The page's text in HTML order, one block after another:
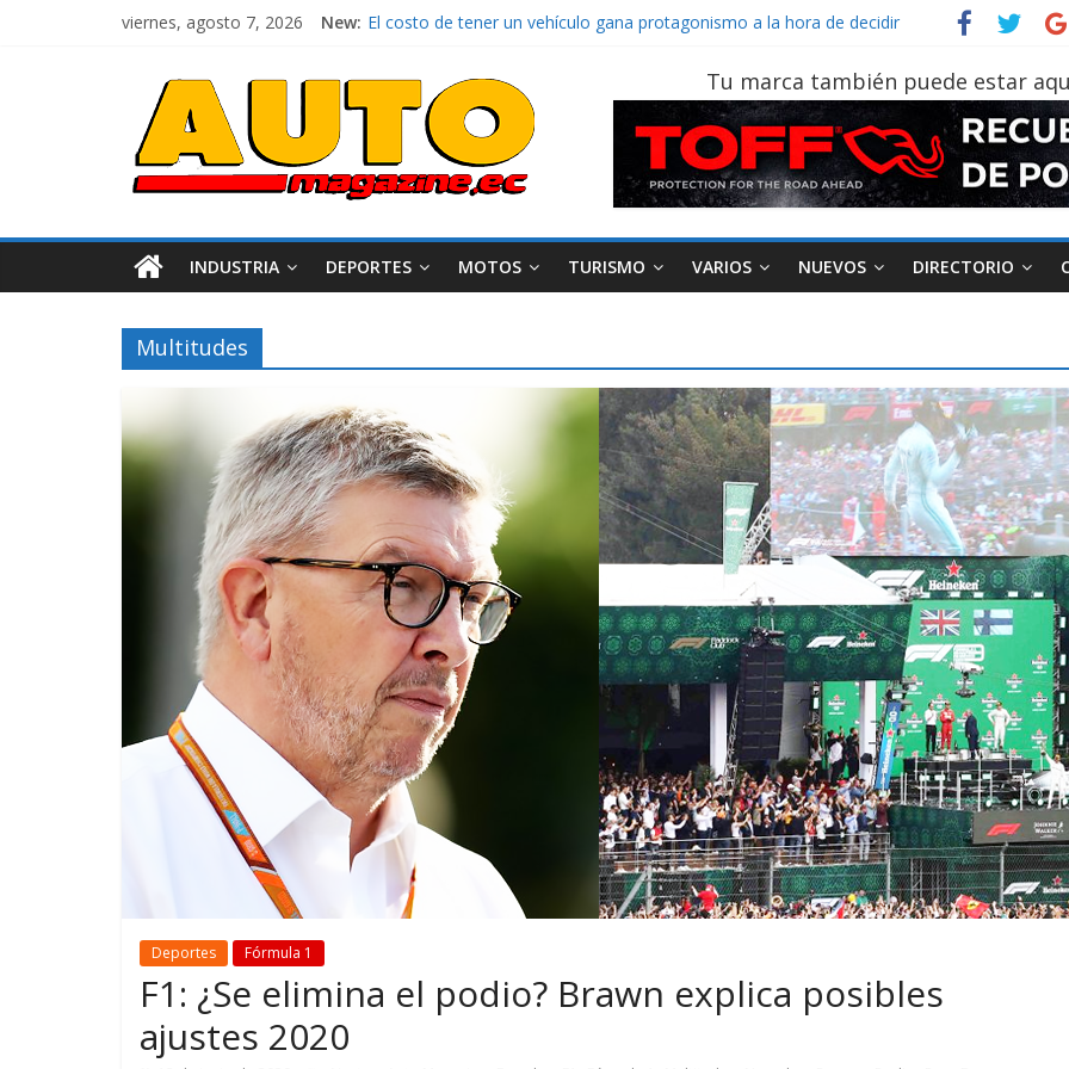
viernes, agosto 7, 2026 New: El costo de tener un vehículo gana protagonismo a la hora de decidir
¿Qué puede pasar con tu vehículo si permanece varios días sin usar?
La Vuelta al Ecuador 2026, edición 47ª, recorre 7 provincias en 8 días
La FEDAK recibe 12 Sinotruk Bolden para cubrir las rutas de La Vuelta
Tu marca también puede estar
INDUSTRIA DEPORTES MOTOS TURISMO VARIOS NUEVOS DIRECTORIO
Multitudes
Deportes Fórmula 1
F1: ¿Se elimina el podio? Brawn explica posibles
ajustes 2020
Varios
GM reafirma su
compromiso con movilidad
más segura y conectada
Movilidad Turismo Varios
¿Qué puede pasar con tu
vehículo si permanece
varios días sin usar?
AEADE Industria Motociclismo
Movilidad
Campaña busca cambiar
destino de los
en la región